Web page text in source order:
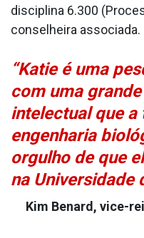
disciplina 6.300
conselheira associada.
“Katie é uma
com uma
intelectual que
engenharia
orgulho de que
na Universidade
Kim Benard, vice-